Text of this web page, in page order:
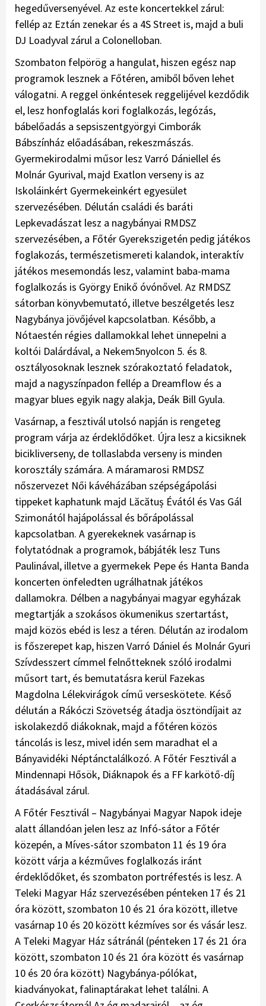
hegedűversenyével. Az este koncertekkel zárul:
fellép az Eztán zenekar és a 4S Street is, majd a buli
DJ Loadyval zárul a Colonelloban.
Szombaton felpörög a hangulat, hiszen egész nap
programok lesznek a Főtéren, amiből bőven lehet
válogatni. A reggel önkéntesek reggelijével kezdődik
el, lesz honfoglalás kori foglalkozás, legózás,
bábelőadás a sepsiszentgyörgyi Cimborák
Bábszínház előadásában, rekeszmászás.
Gyermekirodalmi műsor lesz Varró Dániellel és
Molnár Gyurival, majd Exatlon verseny is az
Iskoláinkért Gyermekeinkért egyesület
szervezésében. Délután családi és baráti
Lepkevadászat lesz a nagybányai RMDSZ
szervezésében, a Főtér Gyerekszigetén pedig játékos
foglakozás, természetismereti kalandok, interaktív
játékos mesemondás lesz, valamint baba-mama
foglalkozás is György Enikő óvónővel. Az RMDSZ
sátorban könyvbemutató, illetve beszélgetés lesz
Nagybánya jövőjével kapcsolatban. Később, a
Nótaestén régies dallamokkal lehet ünnepelni a
koltói Dalárdával, a Nekem5nyolcon 5. és 8.
osztályosoknak lesznek szórakoztató feladatok,
majd a nagyszínpadon fellép a Dreamflow és a
magyar blues egyik nagy alakja, Deák Bill Gyula.
Vasárnap, a fesztivál utolsó napján is rengeteg
program várja az érdeklődőket. Újra lesz a kicsiknek
bicikliverseny, de tollaslabda verseny is minden
korosztály számára. A máramarosi RMDSZ
nőszervezet Női kávéházában szépségápolási
tippeket kaphatunk majd Lăcătuș Évától és Vas Gál
Szimonától hajápolással és bőrápolással
kapcsolatban. A gyerekeknek vasárnap is
folytatódnak a programok, bábjáték lesz Tuns
Paulinával, illetve a gyermekek Pepe és Hanta Banda
koncerten önfeledten ugrálhatnak játékos
dallamokra. Délben a nagybányai magyar egyházak
megtartják a szokásos ökumenikus szertartást,
majd közös ebéd is lesz a téren. Délután az irodalom
is főszerepet kap, hiszen Varró Dániel és Molnár Gyuri
Szívdesszert címmel felnőtteknek szóló irodalmi
műsort tart, és bemutatásra kerül Fazekas
Magdolna Lélekvirágok című verseskötete. Késő
délután a Rákóczi Szövetség átadja ösztöndíjait az
iskolakezdő diákoknak, majd a főtéren közös
táncolás is lesz, mivel idén sem maradhat el a
Bányavidéki Néptánctalálkozó. A Főtér Fesztivál a
Mindennapi Hősök, Diáknapok és a FF karkötő-díj
átadásával zárul.
A Főtér Fesztivál – Nagybányai Magyar Napok ideje
alatt állandóan jelen lesz az Infó-sátor a Főtér
közepén, a Míves-sátor szombaton 11 és 19 óra
között várja a kézműves foglalkozás iránt
érdeklődőket, és szombaton portréfestés is lesz. A
Teleki Magyar Ház szervezésében pénteken 17 és 21
óra között, szombaton 10 és 21 óra között, illetve
vasárnap 10 és 20 között kézmíves sor és vásár lesz.
A Teleki Magyar Ház sátránál (pénteken 17 és 21 óra
között, szombaton 10 és 21 óra között és vasárnap
10 és 20 óra között) Nagybánya-pólókat,
kiadványokat, falinaptárakat lehet találni. A